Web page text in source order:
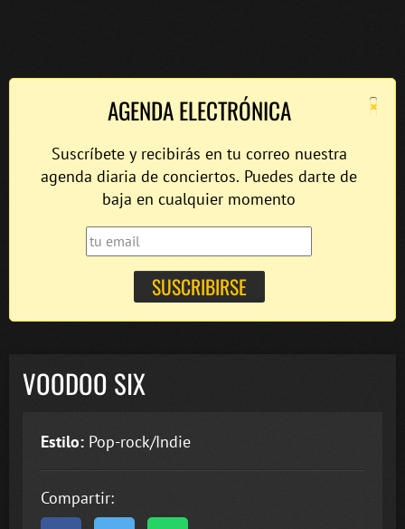
×
AGENDA ELECTRÓNICA
Suscríbete y recibirás en tu correo nuestra
agenda diaria de conciertos. Puedes darte de
baja en cualquier momento
VOODOO SIX
Estilo: Pop-rock/Indie
Compartir: